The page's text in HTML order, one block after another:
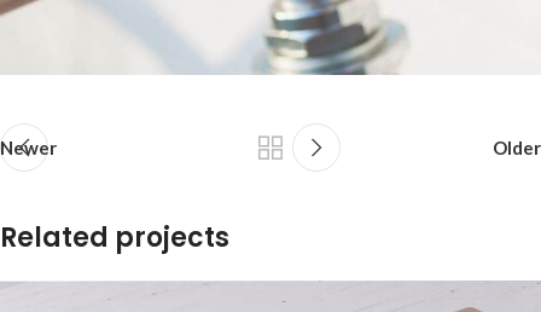
Newer Older
Related projects